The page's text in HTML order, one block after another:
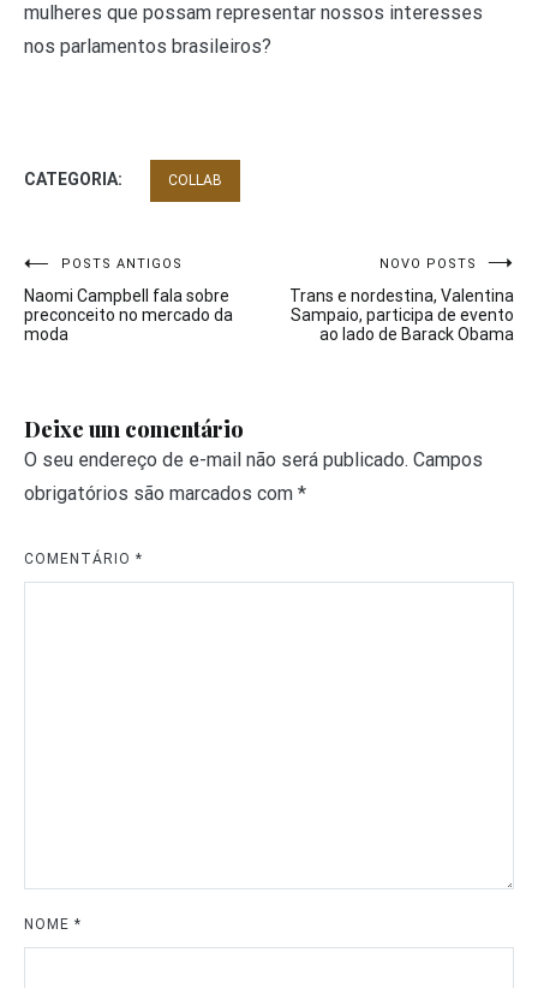
mulheres que possam representar nossos interesses
nos parlamentos brasileiros?
CATEGORIA: COLLAB
Navegação
de
POSTS ANTIGOS
Naomi Campbell fala sobre
preconceito no mercado da
moda
NOVO POSTS
Trans e nordestina, Valentina
Sampaio, participa de evento
ao lado de Barack Obama
Deixe um comentário
O seu endereço de e-mail não será publicado. Campos
obrigatórios são marcados com *
COMENTÁRIO *
NOME *